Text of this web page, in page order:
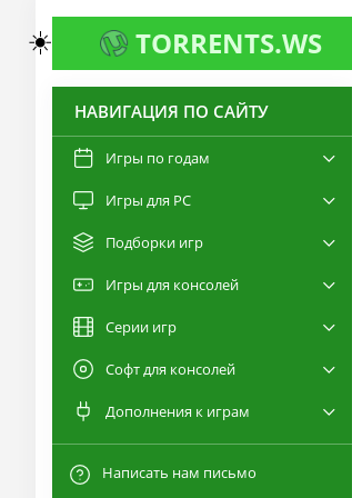
TORRENTS.WS
НАВИГАЦИЯ ПО САЙТУ
Игры по годам
Игры для PC
Подборки игр
Игры для консолей
Серии игр
Софт для консолей
Дополнения к играм
Написать нам письмо
3.0
RESIDENT EVIL 9:
REQUIEM - DELUXE
EDITION V.BUILD
(2026) PC ПИРАТКА
[RUS|ENG] (2026) PC
☀️